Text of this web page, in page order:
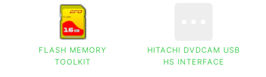
FLASH MEMORY
TOOLKIT
HITACHI DVDCAM USB
HS INTERFACE